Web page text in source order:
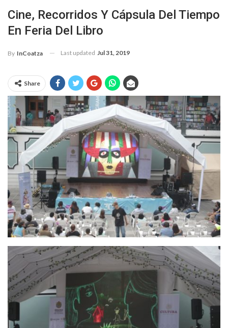
Cine, Recorridos Y Cápsula Del Tiempo
En Feria Del Libro
By InCoatza Last updated Jul 31, 2019
Share